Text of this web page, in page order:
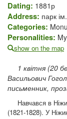
Dating: 1881р
Address: парк
Categories:
Personalities:
show on the map
1 квітня (20
Васильович
письменник,
Навчався в
(1821-1828). У